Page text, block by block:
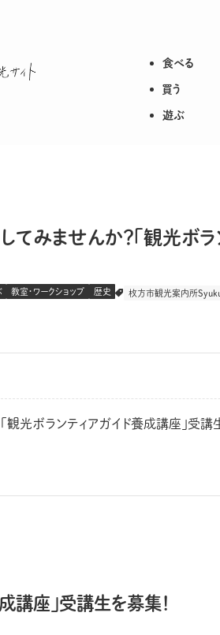
枚方のいろいろが詰まった観光サイト
食べる
買う
遊ぶ
みませんか？「観光ボラ
教室・ワークショップ 歴史 枚方市観光案内所
光ボランティアガイド養成講座」受講
講座」受講生を募集！